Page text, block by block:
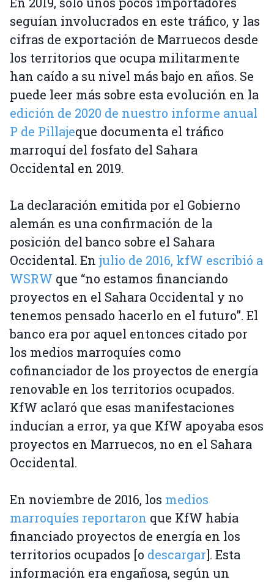
seguían involucrados en este tráfico, y las
cifras de exportación de Marruecos desde
los territorios que ocupa militarmente
han caído a su nivel más bajo en años. Se
puede leer más sobre esta evolución en la
edición de 2020 de nuestro informe anual
P de Pillajeque documenta el tráfico
marroquí del fosfato del Sahara
Occidental en 2019.
La declaración emitida por el Gobierno
alemán es una confirmación de la
posición del banco sobre el Sahara
Occidental. En julio de 2016, kfW escribió a
WSRW que “no estamos financiando
proyectos en el Sahara Occidental y no
tenemos pensado hacerlo en el futuro”. El
banco era por aquel entonces citado por
los medios marroquíes como
cofinanciador de los proyectos de energía
renovable en los territorios ocupados.
KfW aclaró que esas manifestaciones
inducían a error, ya que KfW apoyaba esos
proyectos en Marruecos, no en el Sahara
Occidental.
En noviembre de 2016, los medios
marroquíes reportaron que KfW había
financiado proyectos de energía en los
territorios ocupados [o descargar]. Esta
información era engañosa, según un